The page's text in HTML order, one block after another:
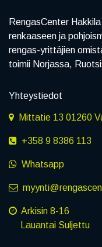
RengasCenter
renkaaseen ja
rengas-yrittäjien
toimii Norjassa,
Yhteystiedot
Mittatie 13 01260
+358 9 8386 113
Whatsapp
Arkisin 8-16
Lauantai Suljettu